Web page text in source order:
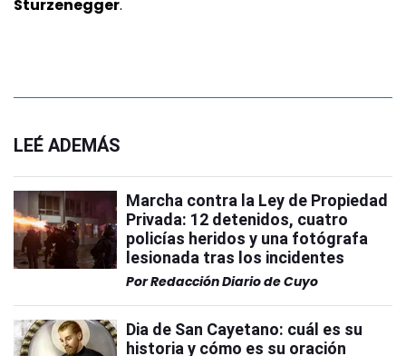
Sturzenegger.
LEÉ ADEMÁS
Marcha contra la Ley de Propiedad
Privada: 12 detenidos, cuatro
policías heridos y una fotógrafa
lesionada tras los incidentes
PorRedacción Diario de Cuyo
Dia de San Cayetano: cuál es su
historia y cómo es su oración